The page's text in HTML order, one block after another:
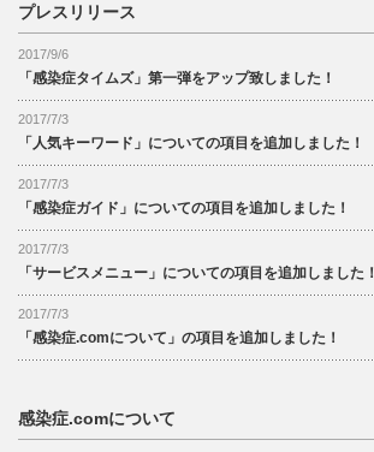
プレスリリース
2017/9/6
「感染症タイムズ」第一弾をアップ致しました！
2017/7/3
「人気キーワード」についての項目を追加しました！
2017/7/3
「感染症ガイド」についての項目を追加しました！
2017/7/3
「サービスメニュー」についての項目を追加しました！
2017/7/3
「感染症.comについて」の項目を追加しました！
感染症.comについて